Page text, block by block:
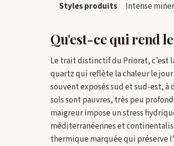
Styles produits
Intense
Qu'est-ce qui rend
Le trait distinctif du Priorat, c’est
quartz qui reflète la chaleur le
souvent exposés sud et sud-est,
sols sont pauvres, très peu
maigreur impose un stress
méditerranéennes et
thermique marquée qui préserve